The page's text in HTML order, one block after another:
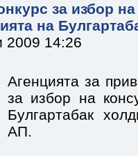
за избор
на
2009 14:26
Агенцията за
за избор на
Булгартабак
АП.